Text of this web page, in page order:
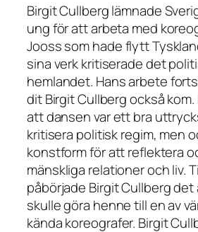
Birgit Cullberg lämnade
ung för att arbeta med
Jooss som hade flytt
sina verk kritiserade det
hemlandet. Hans arbete
dit Birgit Cullberg också
att dansen var ett bra
kritisera politisk regim, men
konstform för att reflektera
mänskliga relationer och liv.
påbörjade Birgit Cullberg
skulle göra henne till en av
kända koreografer. Birgit